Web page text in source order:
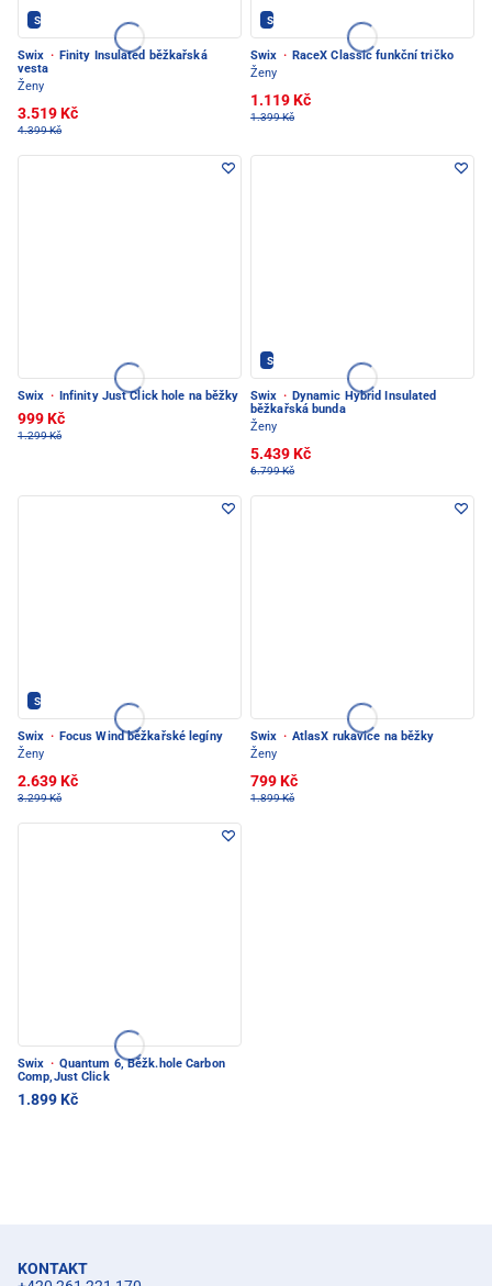
SWIX - PEC POD SNĚŽKOU
Swix · Finity Insulated běžkařská
vesta
Ženy
3.519 Kč
4.399 Kč
SWIX - PEC POD SNĚŽKOU
Swix · RaceX Classic funkční tričko
Ženy
1.119 Kč
1.399 Kč
Swix · Infinity Just Click hole na běžky
999 Kč
1.299 Kč
SWIX - PEC POD SNĚŽKOU
Swix · Dynamic Hybrid Insulated
běžkařská bunda
Ženy
5.439 Kč
6.799 Kč
SWIX - PEC POD SNĚŽKOU
Swix · Focus Wind běžkařské legíny
Ženy
2.639 Kč
3.299 Kč
Swix · AtlasX rukavice na běžky
Ženy
799 Kč
1.899 Kč
Swix · Quantum 6, Běžk.hole Carbon
Comp,Just Click
1.899 Kč
KONTAKT